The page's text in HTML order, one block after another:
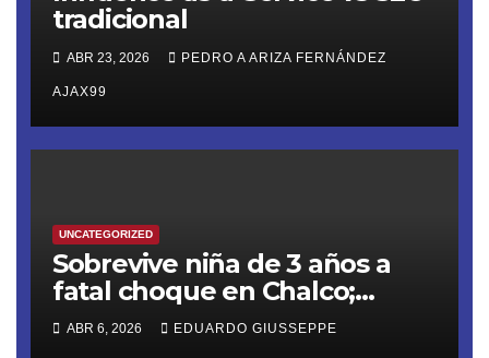
tradicional
ABR 23, 2026 PEDRO A ARIZA FERNÁNDEZ
AJAX99
UNCATEGORIZED
Sobrevive niña de 3 años a
fatal choque en Chalco;
familia venezolana pide
ayuda internacional
ABR 6, 2026 EDUARDO GIUSSEPPE